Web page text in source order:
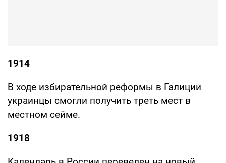
1914
В ходе избирательной реформы в Галиции
украинцы смогли получить треть мест в
местном сейме.
1918